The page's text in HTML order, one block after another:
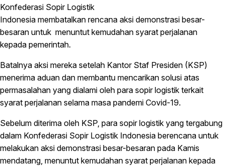
Konfederasi Sopir Logistik
Indonesia membatalkan rencana aksi demonstrasi besar-
besaran untuk menuntut kemudahan syarat perjalanan
kepada pemerintah.
Batalnya aksi mereka setelah Kantor Staf Presiden (KSP)
menerima aduan dan membantu mencarikan solusi atas
permasalahan yang dialami oleh para sopir logistik terkait
syarat perjalanan selama masa pandemi Covid-19.
Sebelum diterima oleh KSP, para sopir logistik yang tergabung
dalam Konfederasi Sopir Logistik Indonesia berencana untuk
melakukan aksi demonstrasi besar-besaran pada Kamis
mendatang, menuntut kemudahan syarat perjalanan kepada